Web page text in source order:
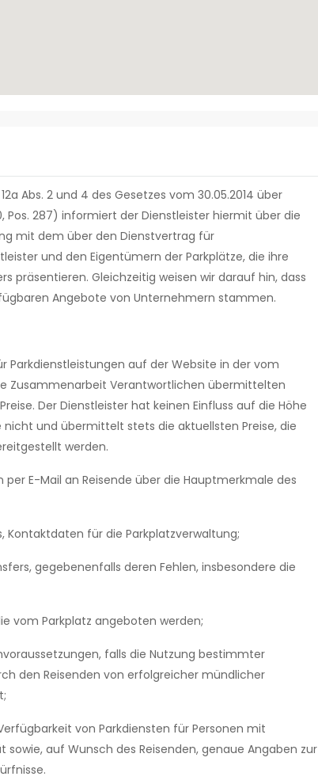
Abs. 2 und 4 des Gesetzes vom 30.05.2014 über
287) informiert der Dienstleister hiermit über die
mit dem über den Dienstvertrag für
und den Eigentümern der Parkplätze, die ihre
präsentieren. Gleichzeitig weisen wir darauf hin, dass
Angebote von Unternehmern stammen.
Parkdienstleistungen auf der Website in der vom
Zusammenarbeit Verantwortlichen übermittelten
Der Dienstleister hat keinen Einfluss auf die Höhe
nicht und übermittelt stets die aktuellsten Preise, die
werden.
E-Mail an Reisende über die Hauptmerkmale des
Kontaktdaten für die Parkplatzverwaltung;
gegebenenfalls deren Fehlen, insbesondere die
vom Parkplatz angeboten werden;
falls die Nutzung bestimmter
den Reisenden von erfolgreicher mündlicher
von Parkdiensten für Personen mit
sowie, auf Wunsch des Reisenden, genaue Angaben zur